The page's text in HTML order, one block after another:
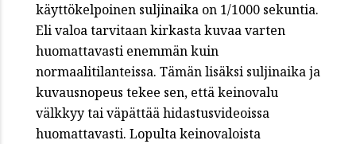
käyttökelpoinen suljinaika on 1/1000 sekuntia.
Eli valoa tarvitaan kirkasta kuvaa varten
huomattavasti enemmän kuin
normaalitilanteissa. Tämän lisäksi suljinaika ja
kuvausnopeus tekee sen, että keinovalu
välkkyy tai väpättää hidastusvideoissa
huomattavasti. Lopulta keinovaloista